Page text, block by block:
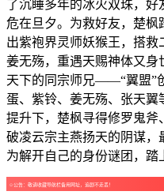
了沉睡多年的冰火双珠，好
危在旦夕。为救好友，楚
出紫袍界灵师妖猴王，搭
姜无殇，重遇天赐神体又
天下的同宗师兄——“翼盟”
蛋、紫铃、姜无殇、张天
提升下，楚枫寻得修罗鬼斧
破凌云宗主燕扬天的阴谋
为解开自己的身份谜团，踏
☺公告：敬请收藏导航栏备用网址，追剧不走丢！